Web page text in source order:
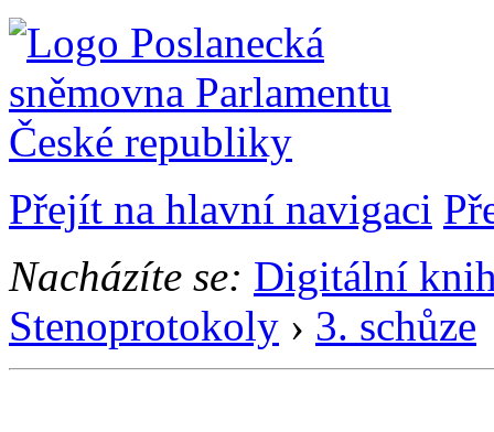
Přejít na hlavní navigaci
Nacházíte se: Digitální
Stenoprotokoly › 3. schůze